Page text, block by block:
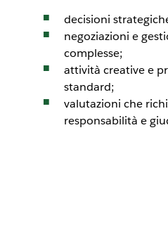
decisioni
negoziazioni e
complesse;
attività creative e
standard;
valutazioni che
responsabilità e